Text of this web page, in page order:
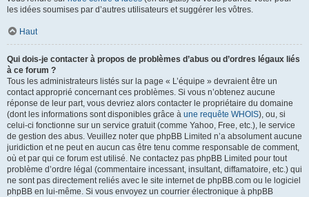
les idées soumises par d’autres utilisateurs et suggérer les vôtres.
Haut
Qui dois-je contacter à propos de problèmes d’abus ou d’ordres légaux liés
à ce forum ?
Tous les administrateurs listés sur la page « L’équipe » devraient être un
contact approprié concernant ces problèmes. Si vous n’obtenez aucune
réponse de leur part, vous devriez alors contacter le propriétaire du domaine
(dont les informations sont disponibles grâce à une requête WHOIS), ou, si
celui-ci fonctionne sur un service gratuit (comme Yahoo, Free, etc.), le service
de gestion des abus. Veuillez noter que phpBB Limited n’a absolument aucune
juridiction et ne peut en aucun cas être tenu comme responsable de comment,
où et par qui ce forum est utilisé. Ne contactez pas phpBB Limited pour tout
problème d’ordre légal (commentaire incessant, insultant, diffamatoire, etc.) qui
ne sont pas directement reliés avec le site internet de phpBB.com ou le logiciel
phpBB en lui-même. Si vous envoyez un courrier électronique à phpBB